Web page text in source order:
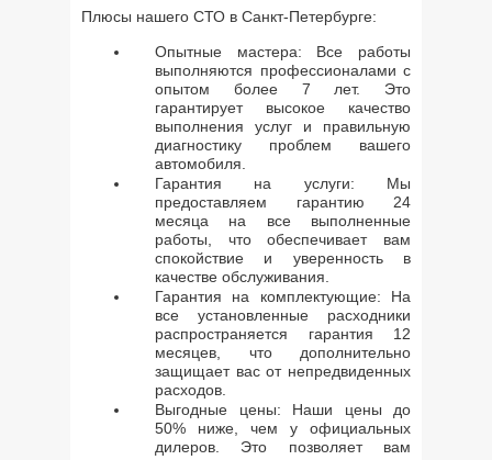
Плюсы нашего СТО в Санкт-Петербурге:
Опытные мастера: Все работы
выполняются профессионалами с
опытом более 7 лет. Это
гарантирует высокое качество
выполнения услуг и правильную
диагностику проблем вашего
автомобиля.
Гарантия на услуги: Мы
предоставляем гарантию 24
месяца на все выполненные
работы, что обеспечивает вам
спокойствие и уверенность в
качестве обслуживания.
Гарантия на комплектующие: На
все установленные расходники
распространяется гарантия 12
месяцев, что дополнительно
защищает вас от непредвиденных
расходов.
Выгодные цены: Наши цены до
50% ниже, чем у официальных
дилеров. Это позволяет вам